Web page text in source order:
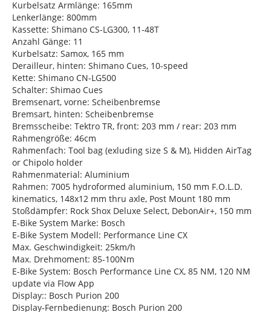
Kurbelsatz Armlänge: 165mm
Lenkerlänge: 800mm
Kassette: Shimano CS-LG300, 11-48T
Anzahl Gänge: 11
Kurbelsatz: Samox, 165 mm
Derailleur, hinten: Shimano Cues, 10-speed
Kette: Shimano CN-LG500
Schalter: Shimao Cues
Bremsenart, vorne: Scheibenbremse
Bremsart, hinten: Scheibenbremse
Bremsscheibe: Tektro TR, front: 203 mm / rear: 203 mm
Rahmengröße: 46cm
Rahmenfach: Tool bag (exluding size S & M), Hidden AirTag
or Chipolo holder
Rahmenmaterial: Aluminium
Rahmen: 7005 hydroformed aluminium, 150 mm F.O.L.D.
kinematics, 148x12 mm thru axle, Post Mount 180 mm
Stoßdämpfer: Rock Shox Deluxe Select, DebonAir+, 150 mm
E-Bike System Marke: Bosch
E-Bike System Modell: Performance Line CX
Max. Geschwindigkeit: 25km/h
Max. Drehmoment: 85-100Nm
E-Bike System: Bosch Performance Line CX, 85 NM, 120 NM
update via Flow App
Display:: Bosch Purion 200
Display-Fernbedienung: Bosch Purion 200